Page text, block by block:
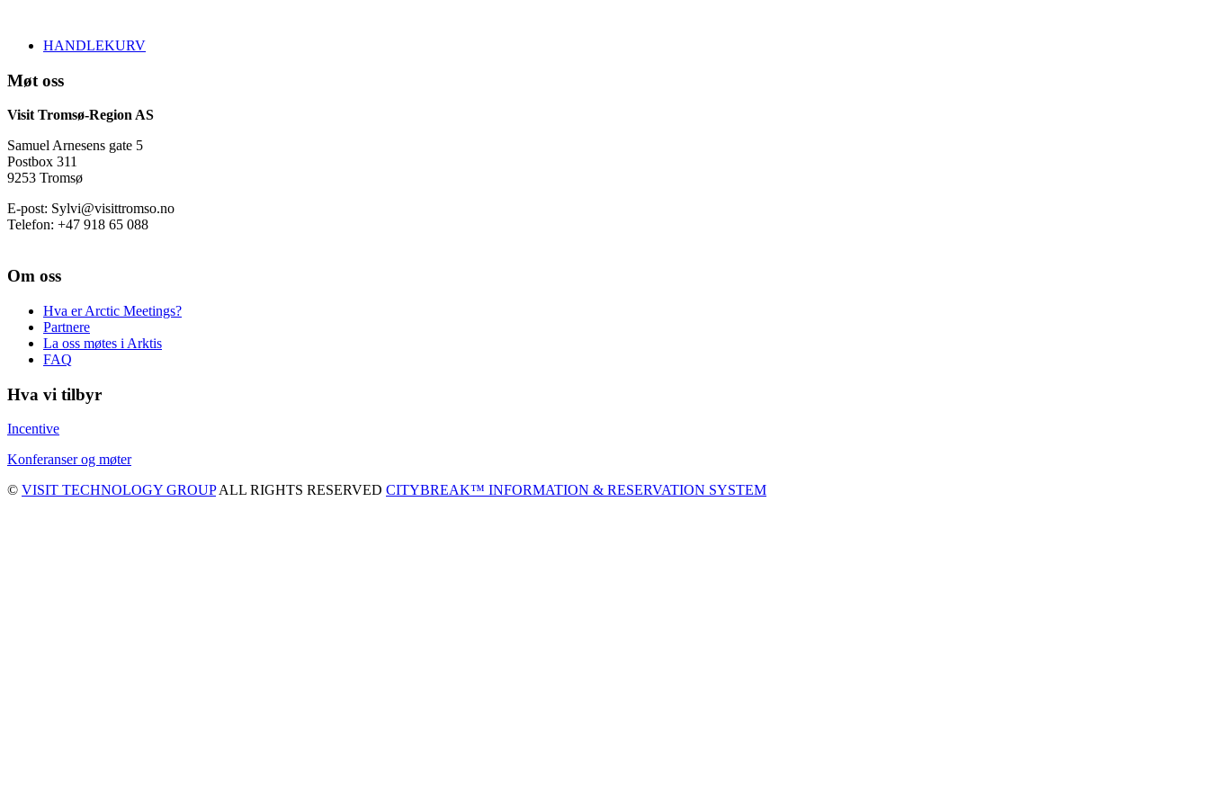
HANDLEKURV
Møt oss
Visit Tromsø-Region AS
Samuel Arnesens gate 5
Postbox 311
9253 Tromsø
E-post: Sylvi@visittromso.no
Telefon: +47 918 65 088
Om oss
Hva er Arctic Meetings?
Partnere
La oss møtes i Arktis
FAQ
Hva vi tilbyr
Incentive
Konferanser og møter
© VISIT TECHNOLOGY GROUPALL RIGHTS RESERVED CITYBREAK™ INFORMATION & RESERVATION SYSTEM